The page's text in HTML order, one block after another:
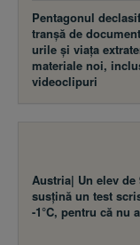
Pentagonul
tranșă de
urile și viața
materiale noi,
videoclipuri
Austria| Un elev
susţină un test
-1°C, pentru că nu